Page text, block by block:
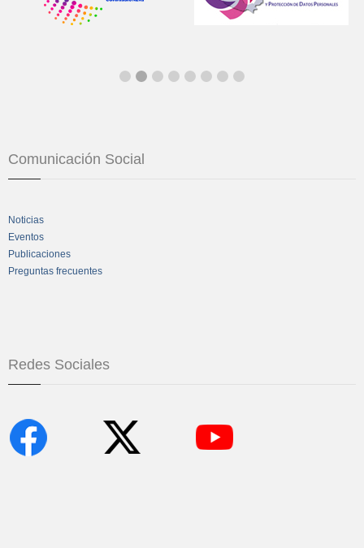
Comunicación Social
Noticias
Eventos
Publicaciones
Preguntas frecuentes
Redes Sociales